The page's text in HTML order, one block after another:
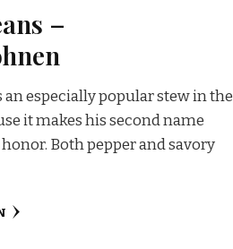
–
especially popular stew in the
it makes his second name
Both pepper and savory